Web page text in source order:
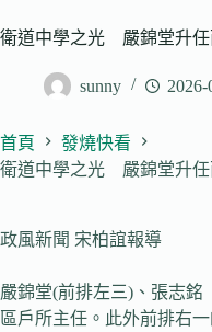
衛道中學之光 嚴錦堂升任
sunny 2026-
首頁
發燒快看
衛道中學之光 嚴錦堂升任
政風新聞 宋柏誼報導
嚴錦堂(前排左三)、張志銘
區戶所主任。此外前排右